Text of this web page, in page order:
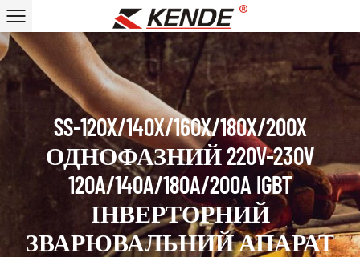
SS-120X/140X/160X/180X/200X
ОДНОФАЗНИЙ 220V-230V
120A/140A/180A/200A IGBT
ІНВЕРТОРНИЙ
ЗВАРЮВАЛЬНИЙ АПАРАТ